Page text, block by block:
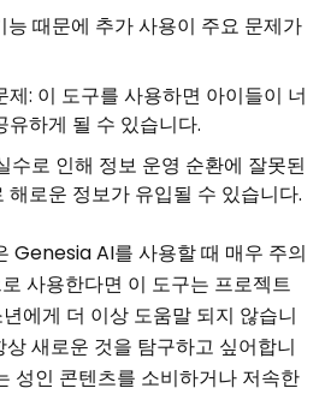
능 때문에 추가 사용이 주요 문제가
제: 이 도구를 사용하면 아이들이 너
유하게 될 수 있습니다.
수로 인해 정보 운영 순환에 잘못된
해로운 정보가 유입될 수 있습니다.
Genesia AI를 사용할 때 매우 주의
사용한다면 이 도구는 프로젝트
에게 더 이상 도움말 되지 않습니
새로운 것을 탐구하고 싶어합니
성인 콘텐츠를 소비하거나 저속한